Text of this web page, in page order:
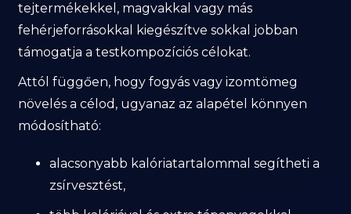
tejtermékekkel, magvakkal vagy más
fehérjeforrásokkal kiegészítve sokkal jobban
támogatja a testkompozíciós célokat.
Attól függően, hogy fogyás vagy izomtömeg
növelés a célod, ugyanaz az alapétel könnyen
módosítható:
alacsonyabb kalóriatartalommal segítheti a
zsírvesztést,